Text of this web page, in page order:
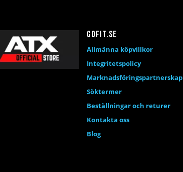
Gofit.se
Allmänna köpvillkor
Integritetspolicy
Marknadsföringspartnerskap
Söktermer
Beställningar och returer
Kontakta oss
Blog